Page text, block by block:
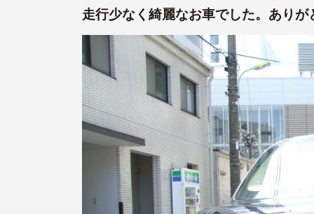
走行少なく綺麗なお車でした。ありが